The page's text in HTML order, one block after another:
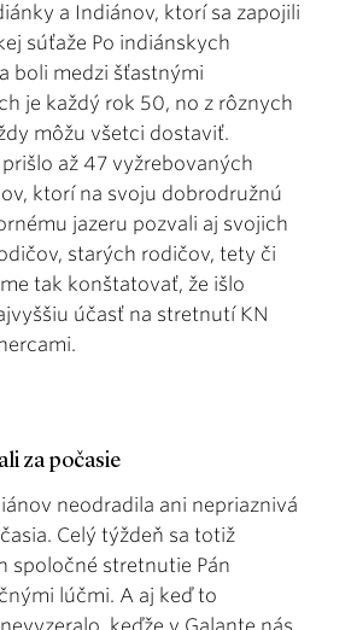
a Indiánov, ktorí sa zapojili
súťaže Po indiánskych
boli medzi šťastnými
je každý rok 50, no z rôznych
môžu všetci dostaviť.
až 47 vyžrebovaných
ktorí na svoju dobrodružnú
jazeru pozvali aj svojich
starých rodičov, tety či
tak konštatovať, že išlo
účasť na stretnutí KN
za počasie
neodradila ani nepriaznivá
Celý týždeň sa totiž
spoločné stretnutie Pán
lúčmi. A aj keď to